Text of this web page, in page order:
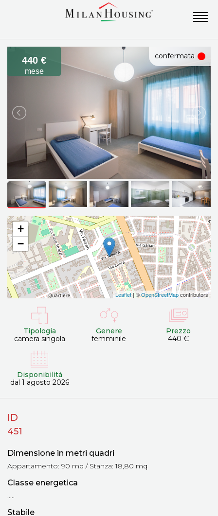
confermata
440 €
mese
+
−
Leaflet| ©OpenStreetMapcontributors
Tipologia
camera singola
Genere
femminile
Prezzo
440 €
Disponibilità
dal 1 agosto 2026
ID
451
Dimensione in metri quadri
Appartamento: 90 mq / Stanza: 18,80 mq
Classe energetica
.....
Stabile